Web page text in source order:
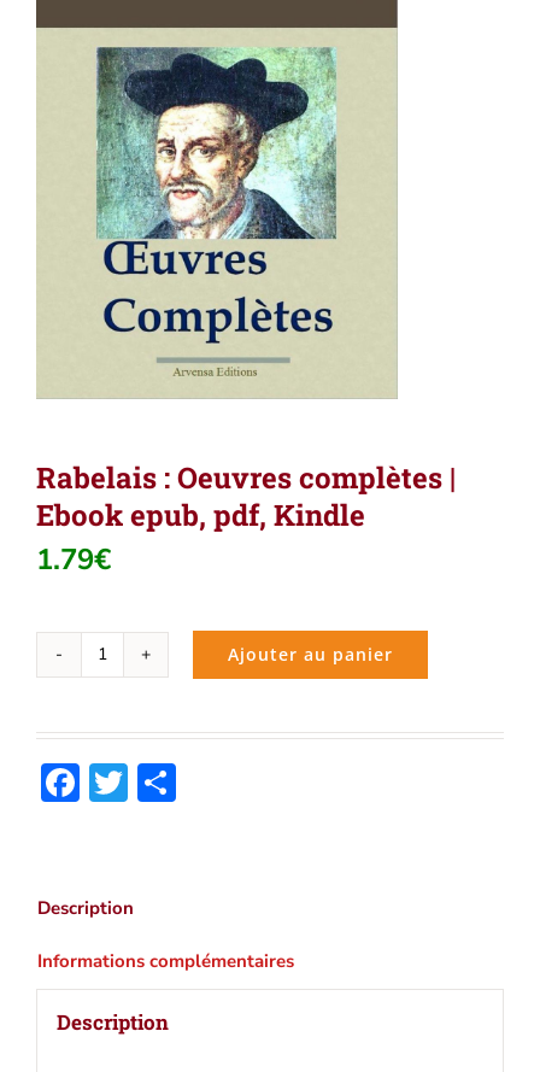
Rabelais : Oeuvres complètes |
Ebook epub, pdf, Kindle
1.79€
quantité
Oeuvres
complètes
pdf,
Ajouter au panier
Facebook
Twitter
Description
Informations complémentaires
Description